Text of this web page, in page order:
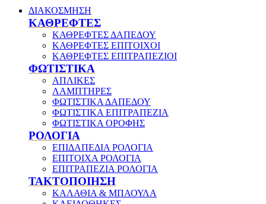
ΔΙΑΚΟΣΜΗΣΗ
ΚΑΘΡΕΦΤΕΣ
ΚΑΘΡΕΦΤΕΣ ΔΑΠΕΔΟΥ
ΚΑΘΡΕΦΤΕΣ ΕΠΙΤΟΙΧΟΙ
ΚΑΘΡΕΦΤΕΣ ΕΠΙΤΡΑΠΕΖΙΟΙ
ΦΩΤΙΣΤΙΚΑ
ΑΠΛΙΚΕΣ
ΛΑΜΠΤΗΡΕΣ
ΦΩΤΙΣΤΙΚΑ ΔΑΠΕΔΟΥ
ΦΩΤΙΣΤΙΚΑ ΕΠΙΤΡΑΠΕΖΙΑ
ΦΩΤΙΣΤΙΚΑ ΟΡΟΦΗΣ
ΡΟΛΟΓΙΑ
ΕΠΙΔΑΠΕΔΙΑ ΡΟΛΟΓΙΑ
ΕΠΙΤΟΙΧΑ ΡΟΛΟΓΙΑ
ΕΠΙΤΡΑΠΕΖΙΑ ΡΟΛΟΓΙΑ
ΤΑΚΤΟΠΟΙΗΣΗ
ΚΑΛΑΘΙΑ & ΜΠΑΟΥΛΑ